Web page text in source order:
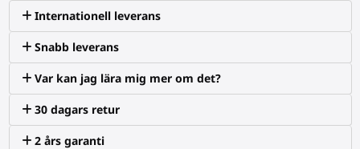
Internationell leverans
Snabb leverans
Var kan jag lära mig mer om det?
30 dagars retur
2 års garanti